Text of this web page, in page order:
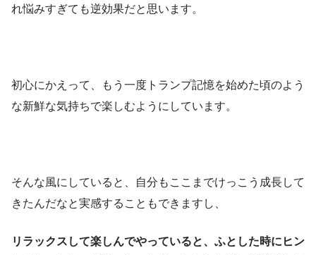
れ悩みすぎても逆効果だと思います。
初心にかえって、もう一度トランプ記憶を始めた頃のよう
な新鮮な気持ちで楽しむようにしています。
そんな風にしていると、自分もここまでけっこう成長して
きたんだなと実感することもできますし、
リラックスして楽しんでやっていると、ふとした時にヒン